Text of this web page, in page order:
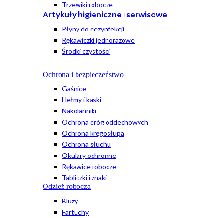
Trzewiki robocze
Artykuły higieniczne i serwisowe
Płyny do dezynfekcji
Rękawiczki jednorazowe
Środki czystości
Ochrona i bezpieczeństwo
Gaśnice
Hełmy i kaski
Nakolanniki
Ochrona dróg oddechowych
Ochrona kręgosłupa
Ochrona słuchu
Okulary ochronne
Rękawice robocze
Tabliczki i znaki
Odzież robocza
Bluzy
Fartuchy